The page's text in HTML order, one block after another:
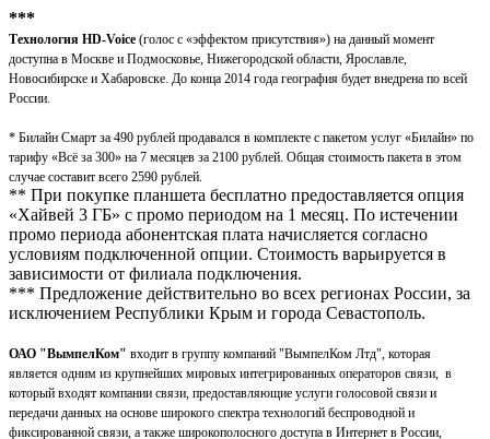
***
Технология HD-Voice (голос с «эффектом присутствия») на данный момент
доступна в Москве и Подмосковье, Нижегородской области, Ярославле,
Новосибирске и Хабаровске. До конца 2014 года география будет внедрена по всей
России.
* Билайн Смарт за 490 рублей продавался в комплекте с пакетом услуг «Билайн» по
тарифу «Всё за 300» на 7 месяцев за 2100 рублей. Общая стоимость пакета в этом
случае составит всего 2590 рублей.
** При покупке планшета бесплатно предоставляется опция
«Хайвей 3 ГБ» с промо периодом на 1 месяц. По истечении
промо периода абонентская плата начисляется согласно
условиям подключенной опции. Стоимость варьируется в
зависимости от филиала подключения.
*** Предложение действительно во всех регионах России, за
исключением Республики Крым и города Севастополь.
ОАО "ВымпелКом" входит в группу компаний "ВымпелКом Лтд", которая
является одним из крупнейших мировых интегрированных операторов связи, в
который входят компании связи, предоставляющие услуги голосовой связи и
передачи данных на основе широкого спектра технологий беспроводной и
фиксированной связи, а также широкополосного доступа в Интернет в России,